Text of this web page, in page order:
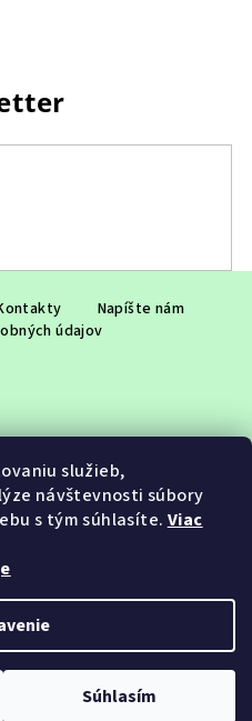
služieb,
návštevnosti súbory
s tým súhlasíte. Viac
Súhlasím
Napíšte nám
údajov
cookies